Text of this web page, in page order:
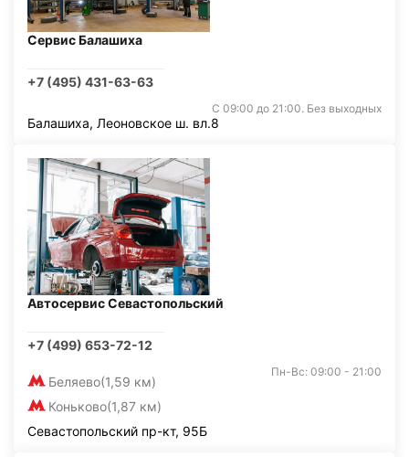
Сервис Балашиха
+7 (495) 431-63-63
С 09:00 до 21:00. Без выходных
Балашиха, Леоновское ш. вл.8
Автосервис Севастопольский
+7 (499) 653-72-12
Беляево(1,59 км)
Коньково(1,87 км)
Пн-Вс: 09:00 - 21:00
Севастопольский пр-кт, 95Б